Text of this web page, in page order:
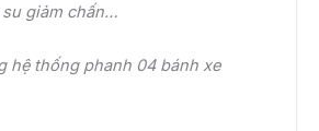
su giảm chấn…
hệ thống phanh 04 bánh xe